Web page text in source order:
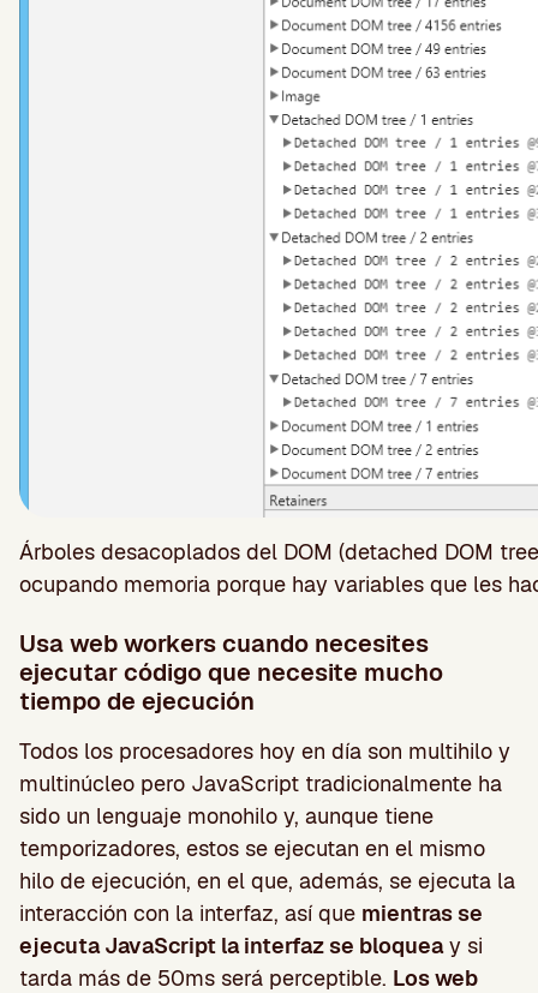
Árboles desacoplados del DOM (detached DOM
ocupando memoria porque hay variables que les
Usa web workers cuando necesites
ejecutar código que necesite mucho
tiempo de ejecución
Todos los procesadores hoy en día son multihilo y
multinúcleo pero JavaScript tradicionalmente ha
sido un lenguaje monohilo y, aunque tiene
temporizadores, estos se ejecutan en el mismo
hilo de ejecución, en el que, además, se ejecuta la
interacción con la interfaz, así que mientras se
ejecuta JavaScript la interfaz se bloqueay si
tarda más de 50ms será perceptible. Los web